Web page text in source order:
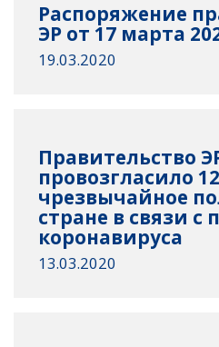
Распоряжение
ЭР от 17 марта
19.03.2020
Правительство
провозгласило
чрезвычайное
стране в связи с
коронавируса
13.03.2020